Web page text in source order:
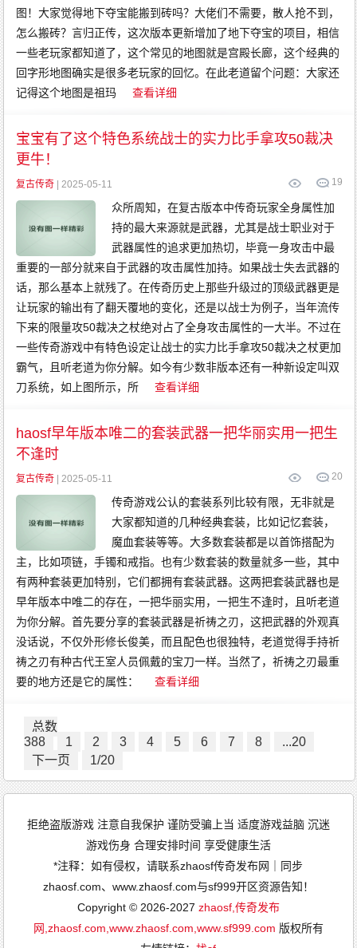
图！大家觉得地下夺宝能搬到砖吗？大佬们不需要，散人抢不到，
怎么搬砖？言归正传，这次版本更新增加了地下夺宝的项目，相信
一些老玩家都知道了，这个常见的地图就是宫殿长廊，这个经典的
回字形地图确实是很多老玩家的回忆。在此老道留个问题：大家还
记得这个地图是祖玛
查看详细
宝宝有了这个特色系统战士的实力比手拿攻50裁决
更牛！
19
复古传奇 | 2025-05-11
众所周知，在复古版本中传奇玩家全身属性加
持的最大来源就是武器，尤其是战士职业对于
武器属性的追求更加热切，毕竟一身攻击中最
重要的一部分就来自于武器的攻击属性加持。如果战士失去武器的
话，那么基本上就残了。在传奇历史上那些升级过的顶级武器更是
让玩家的输出有了翻天覆地的变化，还是以战士为例子，当年流传
下来的限量攻50裁决之杖绝对占了全身攻击属性的一大半。不过在
一些传奇游戏中有特色设定让战士的实力比手拿攻50裁决之杖更加
霸气，且听老道为你分解。如今有少数非版本还有一种新设定叫双
刀系统，如上图所示，所
查看详细
haosf早年版本唯二的套装武器一把华丽实用一把生
不逢时
20
复古传奇 | 2025-05-11
传奇游戏公认的套装系列比较有限，无非就是
大家都知道的几种经典套装，比如记忆套装，
魔血套装等等。大多数套装都是以首饰搭配为
主，比如项链，手镯和戒指。也有少数套装的数量就多一些，其中
有两种套装更加特别，它们都拥有套装武器。这两把套装武器也是
早年版本中唯二的存在，一把华丽实用，一把生不逢时，且听老道
为你分解。首先要分享的套装武器是祈祷之刃，这把武器的外观真
没话说，不仅外形修长俊美，而且配色也很独特，老道觉得手持祈
祷之刃有种古代王室人员佩戴的宝刀一样。当然了，祈祷之刃最重
要的地方还是它的属性：
查看详细
总数
388
1 2 3 4 5 6 7 8
...20
下一页
1/20
拒绝盗版游戏 注意自我保护 谨防受骗上当 适度游戏益脑 沉迷
游戏伤身 合理安排时间 享受健康生活
*注释：如有侵权，请联系zhaosf传奇发布网｜同步
zhaosf.com、www.zhaosf.com与sf999开区资源告知！
Copyright © 2026-2027 zhaosf,传奇发布
网,zhaosf.com,www.zhaosf.com,www.sf999.com 版权所有